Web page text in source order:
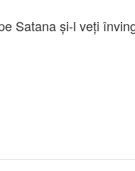
Satana și-l veți